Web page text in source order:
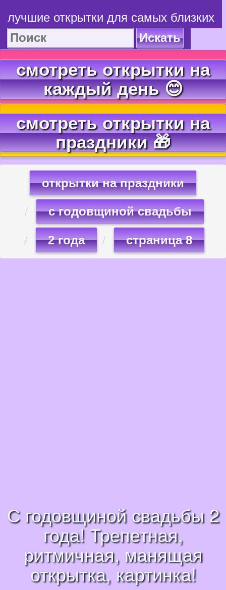
лучшие открытки для самых близких
Искать
смотреть открытки на
каждый день 😊
смотреть открытки на
праздники 🎁
открытки на праздники
с годовщиной свадьбы
2 года страница 8
С годовщиной свадьбы 2
года! Трепетная,
ритмичная, манящая
открытка, картинка!